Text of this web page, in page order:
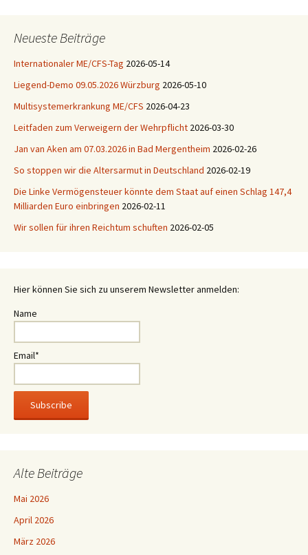
Neueste Beiträge
Internationaler ME/CFS-Tag 2026-05-14
Liegend-Demo 09.05.2026 Würzburg 2026-05-10
Multisystemerkrankung ME/CFS 2026-04-23
Leitfaden zum Verweigern der Wehrpflicht 2026-03-30
Jan van Aken am 07.03.2026 in Bad Mergentheim 2026-02-26
So stoppen wir die Altersarmut in Deutschland 2026-02-19
Die Linke Vermögensteuer könnte dem Staat auf einen Schlag 147,4
Milliarden Euro einbringen 2026-02-11
Wir sollen für ihren Reichtum schuften 2026-02-05
Hier können Sie sich zu unserem Newsletter anmelden:
Name
Email*
Alte Beiträge
Mai 2026
April 2026
März 2026